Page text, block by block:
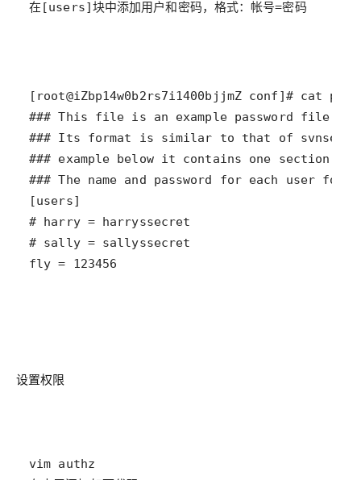
在[users]块中添加用户和密码，格式：帐号=密码
fly = 123456
设置权限